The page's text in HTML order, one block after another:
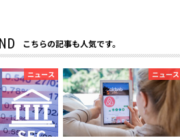
こちらの記事も人気です。
ニュース ニュース